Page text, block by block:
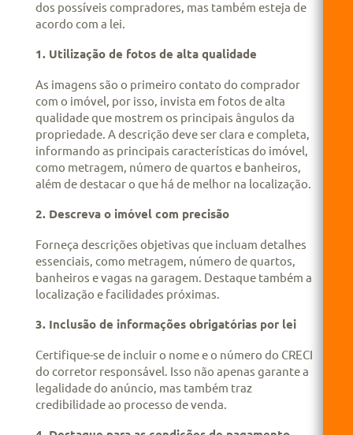
dos possíveis compradores, mas também esteja de
acordo com a lei.
1. Utilização de fotos de alta qualidade
As imagens são o primeiro contato do comprador
com o imóvel, por isso, invista em fotos de alta
qualidade que mostrem os principais ângulos da
propriedade. A descrição deve ser clara e completa,
informando as principais características do imóvel,
como metragem, número de quartos e banheiros,
além de destacar o que há de melhor na localização.
2. Descreva o imóvel com precisão
Forneça descrições objetivas que incluam detalhes
essenciais, como metragem, número de quartos,
banheiros e vagas na garagem. Destaque também a
localização e facilidades próximas.
3. Inclusão de informações obrigatórias por lei
Certifique-se de incluir o nome e o número do CRECI
do corretor responsável. Isso não apenas garante a
legalidade do anúncio, mas também traz
credibilidade ao processo de venda.